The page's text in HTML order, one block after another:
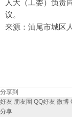
人大（工委）负责
议。
来源：汕尾市城区
分享到
好友 朋友圈 QQ好友 微博
分享